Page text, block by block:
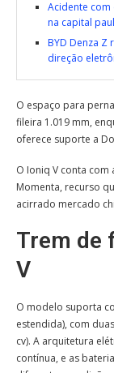
Acidente
na capital
BYD Denza
direção
O espaço para
fileira 1.019 mm,
oferece suporte a
O Ioniq V conta
Momenta, recurso
acirrado mercado
Trem de
V
O modelo suporta
estendida), com
cv). A arquitetura
contínua, e as